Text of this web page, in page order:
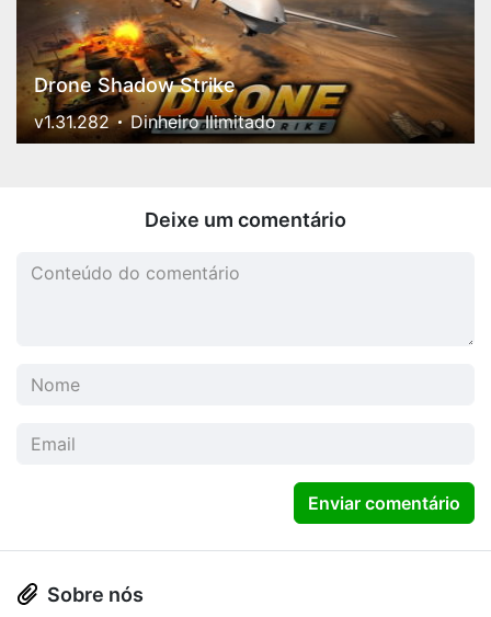
Drone Shadow Strike
v1.31.282 Dinheiro Ilimitado
Deixe um comentário
Enviar comentário
Sobre nós